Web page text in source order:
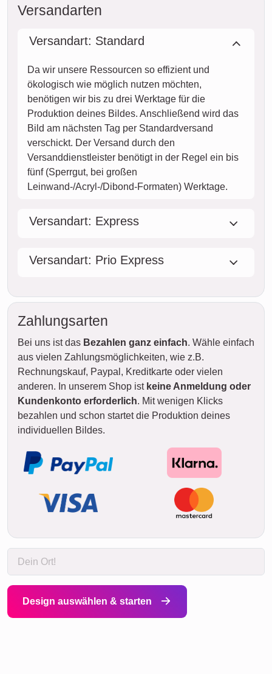
Versandarten
Versandart: Standard
Da wir unsere Ressourcen so effizient und
ökologisch wie möglich nutzen möchten,
benötigen wir bis zu drei Werktage für die
Produktion deines Bildes. Anschließend wird das
Bild am nächsten Tag per Standardversand
verschickt. Der Versand durch den
Versanddienstleister benötigt in der Regel ein bis
fünf (Sperrgut, bei großen
Leinwand-/Acryl-/Dibond-Formaten) Werktage.
Versandart: Express
Versandart: Prio Express
Zahlungsarten
Bei uns ist das Bezahlen ganz einfach. Wähle einfach
aus vielen Zahlungsmöglichkeiten, wie z.B.
Rechnungskauf, Paypal, Kreditkarte oder vielen
anderen. In unserem Shop ist keine Anmeldung oder
Kundenkonto erforderlich. Mit wenigen Klicks
bezahlen und schon startet die Produktion deines
individuellen Bildes.
Design auswählen & starten